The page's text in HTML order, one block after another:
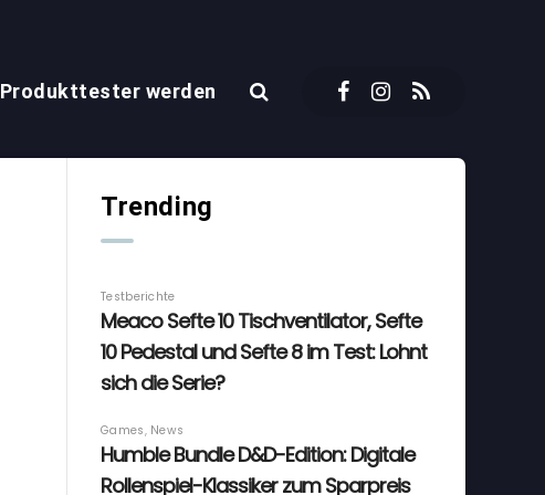
Produkttester werden
Trending